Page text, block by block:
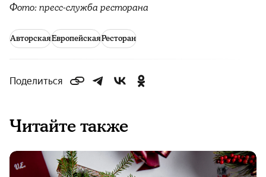
Фото: пресс-служба ресторана
АвторскаяЕвропейскаяРесторан
Поделиться
Читайте также